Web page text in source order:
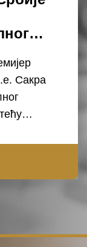
Сакра